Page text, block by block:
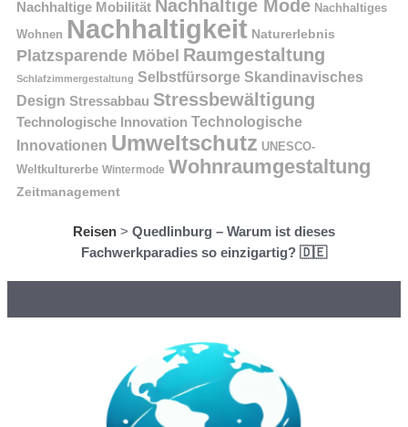
Nachhaltige Mobilität Nachhaltige Mode Nachhaltiges
Wohnen Nachhaltigkeit Naturerlebnis
Platzsparende Möbel Raumgestaltung
Schlafzimmergestaltung Selbstfürsorge Skandinavisches
Design Stressabbau Stressbewältigung
Technologische Innovation Technologische
Innovationen Umweltschutz UNESCO-
Weltkulturerbe Wintermode Wohnraumgestaltung
Zeitmanagement
Reisen > Quedlinburg – Warum ist dieses
Fachwerkparadies so einzigartig? 🇩🇪